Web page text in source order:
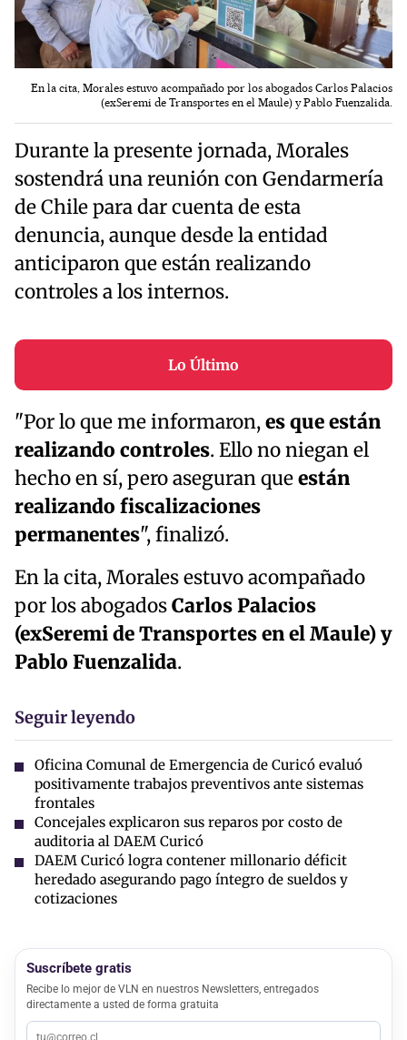
En la cita, Morales estuvo acompañado por los abogados Carlos Palacios
(exSeremi de Transportes en el Maule) y Pablo Fuenzalida.
Durante la presente jornada, Morales
sostendrá una reunión con Gendarmería
de Chile para dar cuenta de esta
denuncia, aunque desde la entidad
anticiparon que están realizando
controles a los internos.
Lo Último
"Por lo que me informaron,es que están
realizando controles. Ello no niegan el
hecho en sí, pero aseguran queestán
realizando fiscalizaciones
permanentes", finalizó.
En la cita, Morales estuvo acompañado
por los abogadosCarlos Palacios
(exSeremi de Transportes en el Maule) y
Pablo Fuenzalida.
Seguir leyendo
Oficina Comunal de Emergencia de Curicó evaluó
positivamente trabajos preventivos ante sistemas
frontales
Concejales explicaron sus reparos por costo de
auditoria al DAEM Curicó
DAEM Curicó logra contener millonario déficit
heredado asegurando pago íntegro de sueldos y
cotizaciones
Suscríbete gratis
Recibe lo mejor de VLN en nuestros Newsletters, entregados
directamente a usted de forma gratuita